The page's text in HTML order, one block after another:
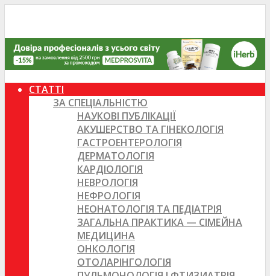
СТАТТІ
ЗА СПЕЦІАЛЬНІСТЮ
НАУКОВІ ПУБЛІКАЦІЇ
АКУШЕРСТВО ТА ГІНЕКОЛОГІЯ
ГАСТРОЕНТЕРОЛОГІЯ
ДЕРМАТОЛОГІЯ
КАРДІОЛОГІЯ
НЕВРОЛОГІЯ
НЕФРОЛОГІЯ
НЕОНАТОЛОГІЯ ТА ПЕДІАТРІЯ
ЗАГАЛЬНА ПРАКТИКА — СІМЕЙНА
МЕДИЦИНА
ОНКОЛОГІЯ
ОТОЛАРІНГОЛОГІЯ